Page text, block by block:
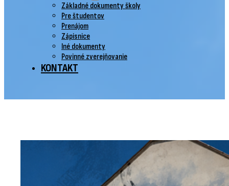
Základné dokumenty školy
Pre študentov
Prenájom
Zápisnice
Iné dokumenty
Povinné zverejňovanie
KONTAKT